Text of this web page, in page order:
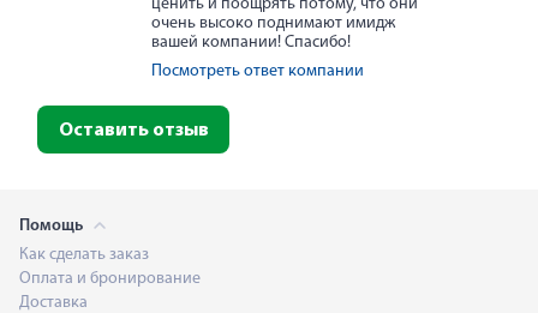
ценить и поощрять потому, что они
очень высоко поднимают имидж
вашей компании! Спасибо!
Посмотреть ответ компании
Оставить отзыв
Помощь
Как сделать заказ
Оплата и бронирование
Доставка